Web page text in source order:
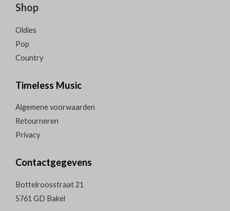
Shop
Oldies
Pop
Country
Timeless Music
Algemene voorwaarden
Retourneren
Privacy
Contactgegevens
Bottelroosstraat 21
5761 GD Bakel